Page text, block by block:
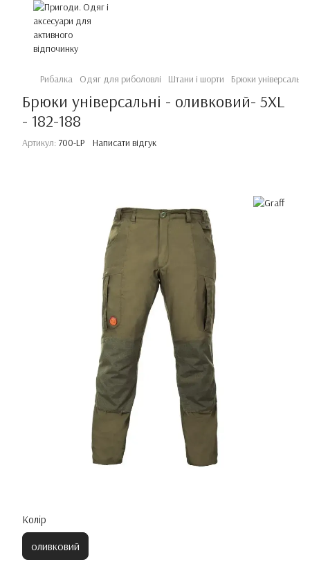
Рибалка Одяг для риболовлі Штани і шорти Брюки
Брюки універсальні - оливковий- 5XL
- 182-188
Артикул: 700-LP Написати відгук
Колір
оливковий